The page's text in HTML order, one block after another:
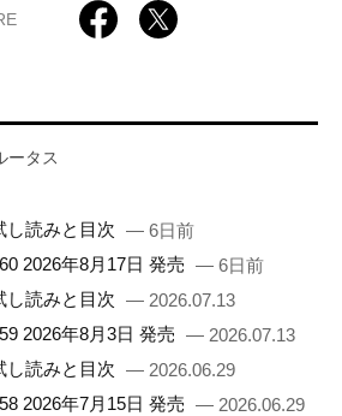
ータス
し読みと目次 — 6日前
2026年8月17日 発売 — 6日前
し読みと目次 — 2026.07.13
2026年8月3日 発売 — 2026.07.13
し読みと目次 — 2026.06.29
2026年7月15日 発売 — 2026.06.29